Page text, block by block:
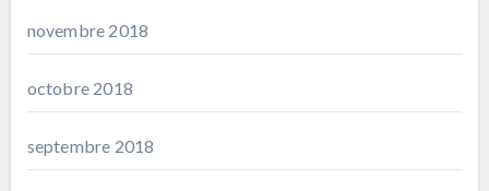
novembre 2018
octobre 2018
septembre 2018